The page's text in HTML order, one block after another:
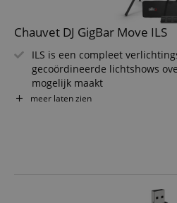
Chauvet DJ GigBar Move ILS
ILS is een compleet
gecoördineerde lichtshows
mogelijk maakt
Elk ILS-compatibel apparaat
RF-afstandsbediening om
Gescheiden kleur- en
Veilige bevestiging aan
meer laten zien